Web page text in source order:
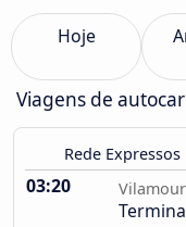
Hoje
Viagens de
Rede Expressos
03:20